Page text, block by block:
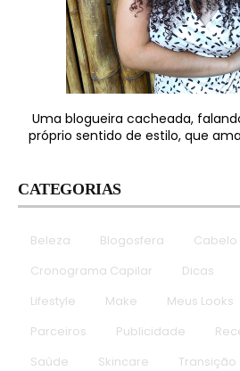
Uma blogueira cacheada,
próprio sentido de estilo, que
CATEGORIAS
Beleza Blogosfera Cabelo
Cronograma Capilar
Dicas
Lifestyle
Make Meus Looks
Parceiros
Publicidade
Saúde
Skincare Transição